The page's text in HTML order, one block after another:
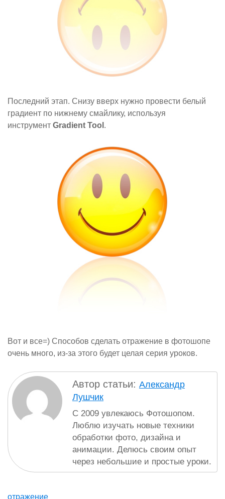
Последний этап. Снизу вверх нужно провести белый
градиент по нижнему смайлику, используя
инструмент Gradient Tool .
Вот и все=) Способов сделать отражение в фотошопе
очень много, из-за этого будет целая серия уроков.
Автор статьи: Александр
Лушчик
С 2009 увлекаюсь Фотошопом.
Люблю изучать новые техники
обработки фото, дизайна и
анимации. Делюсь своим опыт
через небольшие и простые уроки.
отражение